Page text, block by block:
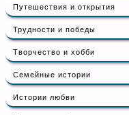
Путешествия и открытия
Трудности и победы
Творчество и хобби
Семейные истории
Истории любви